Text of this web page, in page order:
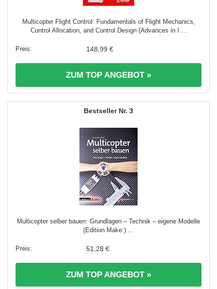
Multicopter Flight Control: Fundamentals of Flight Mechanics,
Control Allocation, and Control Design (Advances in I ...
148,99 €
ZUM TOP ANGEBOT »
3
Multicopter selber bauen: Grundlagen – Technik – eigene Modelle
(Edition Make:) ...
51,28 €
ZUM TOP ANGEBOT »